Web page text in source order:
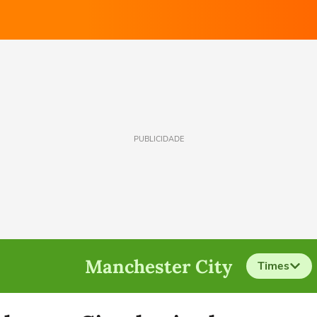
PUBLICIDADE
Manchester City Times